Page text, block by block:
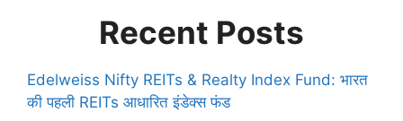
Recent Posts
Edelweiss Nifty REITs & Realty Index Fund: भारत
की पहली REITs आधारित इंडेक्स फंड